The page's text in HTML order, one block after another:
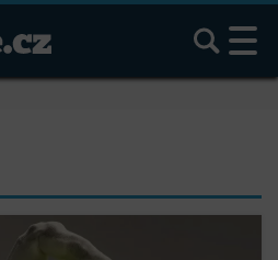
Hledat